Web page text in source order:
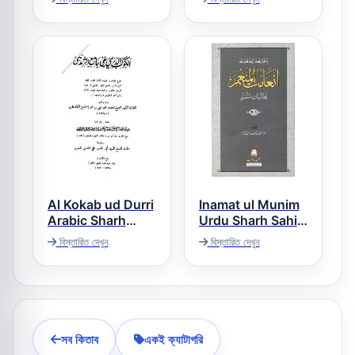
Al Kokab ud Durri
Arabic Sharh
Tirmezi الکوکب
الدری عربی شرح
سنن الترمذی
বিস্তারিত দেখুন
Inamat ul Munim
Urdu Sharh Sahih
ul Muslim انعامات
المنعم لطالبات
المسلم
বিস্তারিত দেখুন
সব কিতাব একই ক্যাটাগরি